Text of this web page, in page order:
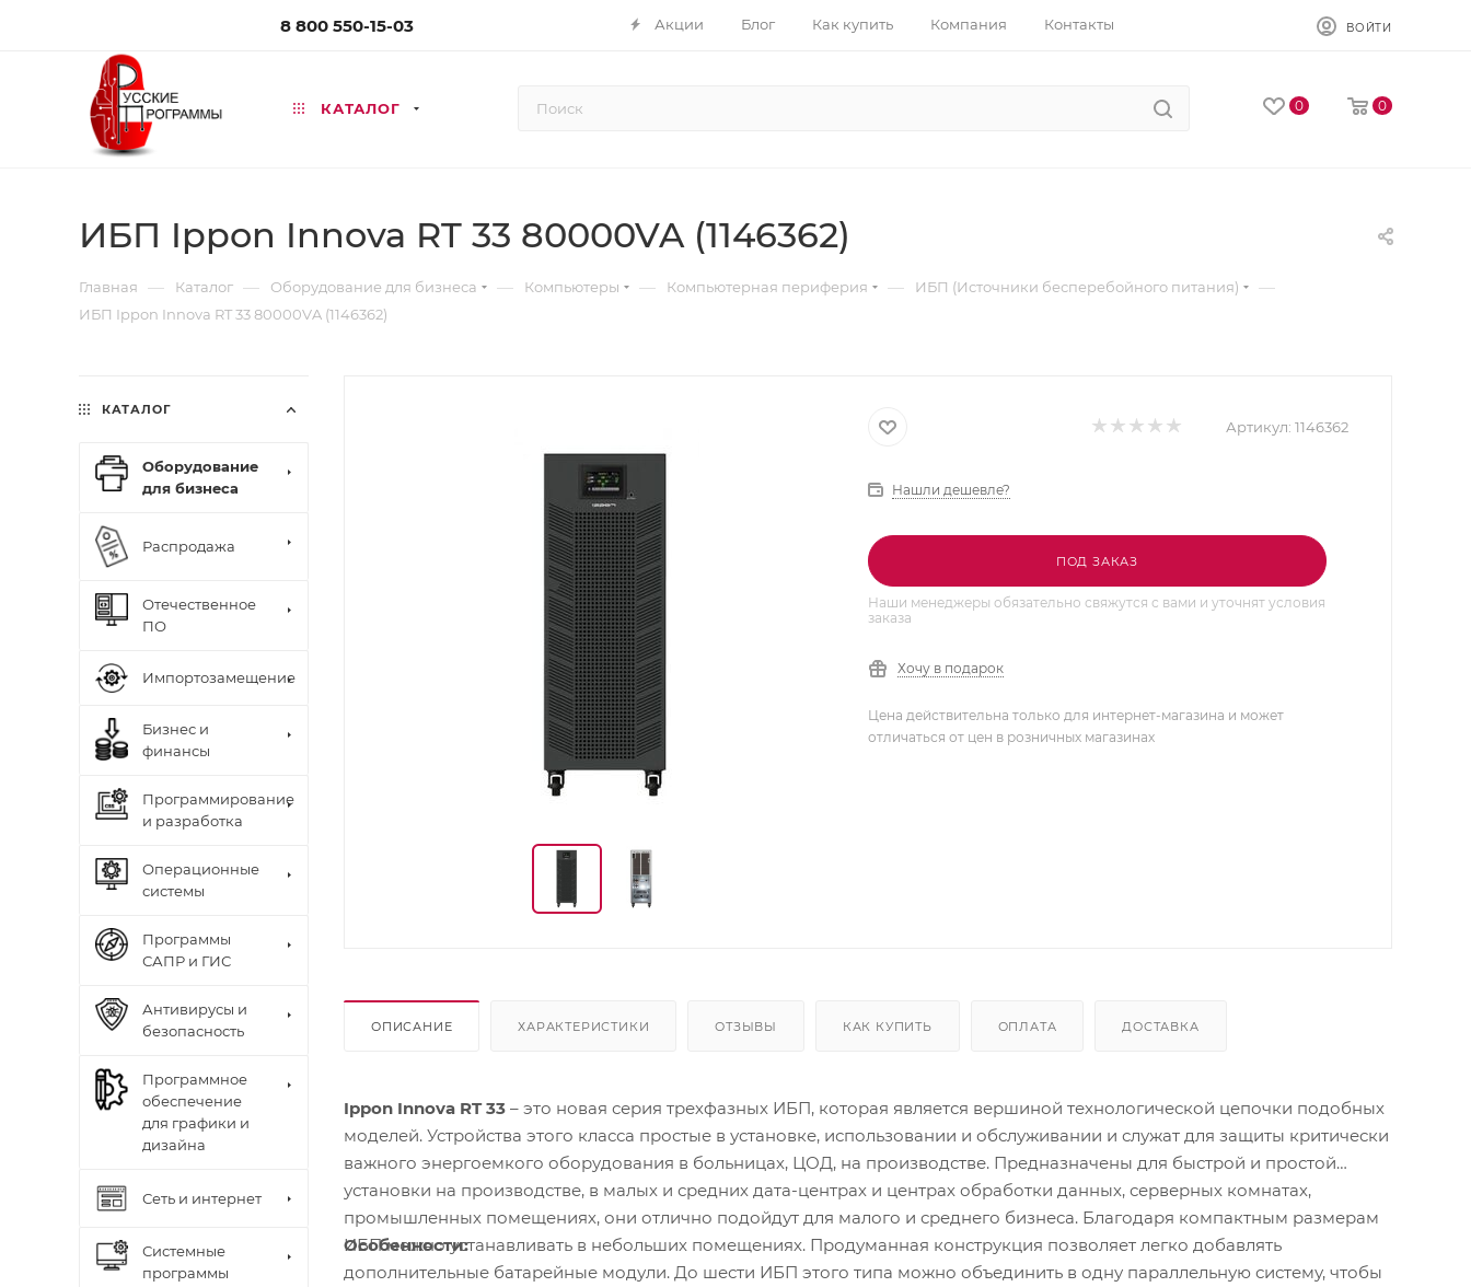
8 800 550-15-03 Акции Блог Как купить Компания Контакты ВОЙТИ
КАТАЛОГ 0 0
ИБП Ippon Innova RT 33 80000VA (1146362)
Главная — Каталог — Оборудование для бизнеса — Компьютеры — Компьютерная периферия — ИБП (Источники бесперебойного питания) —
ИБП Ippon Innova RT 33 80000VA (1146362)
Артикул: 1146362
Нашли дешевле?
ПОД ЗАКАЗ
Наши менеджеры обязательно свяжутся с вами и уточнят условия
заказа
Хочу в подарок
Цена действительна только для интернет-магазина и может
отличаться от цен в розничных магазинах
ОПИСАНИЕ ХАРАКТЕРИСТИКИ ОТЗЫВЫ КАК КУПИТЬ ОПЛАТА ДОСТАВКА
Ippon Innova RT 33 – это новая серия трехфазных ИБП, которая является вершиной технологической цепочки подобных
моделей. Устройства этого класса простые в установке, использовании и обслуживании и служат для защиты критически
важного энергоемкого оборудования в больницах, ЦОД, на производстве. Предназначены для быстрой и простой
установки на производстве, в малых и средних дата-центрах и центрах обработки данных, серверных комнатах,
промышленных помещениях, они отлично подойдут для малого и среднего бизнеса. Благодаря компактным размерам
ИБП можно устанавливать в небольших помещениях. Продуманная конструкция позволяет легко добавлять
дополнительные батарейные модули. До шести ИБП этого типа можно объединить в одну параллельную систему, чтобы
Особенности:
КАТАЛОГ
Оборудование
для бизнеса
Распродажа
Отечественное
ПО
Импортозамещение
Бизнес и
финансы
Программирование
и разработка
Операционные
системы
Программы
САПР и ГИС
Антивирусы и
безопасность
Программное
обеспечение
для графики и
дизайна
Сеть и интернет
Системные
программы